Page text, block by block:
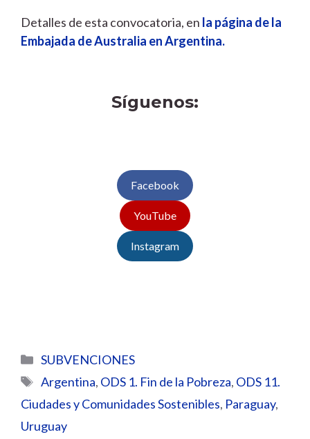
Detalles de esta convocatoria, en la página de la
Embajada de Australia en Argentina.
Síguenos:
Facebook
YouTube
Instagram
Categorías
SUBVENCIONES
Etiquetas
Argentina, ODS 1. Fin de la Pobreza, ODS 11.
Ciudades y Comunidades Sostenibles, Paraguay,
Uruguay